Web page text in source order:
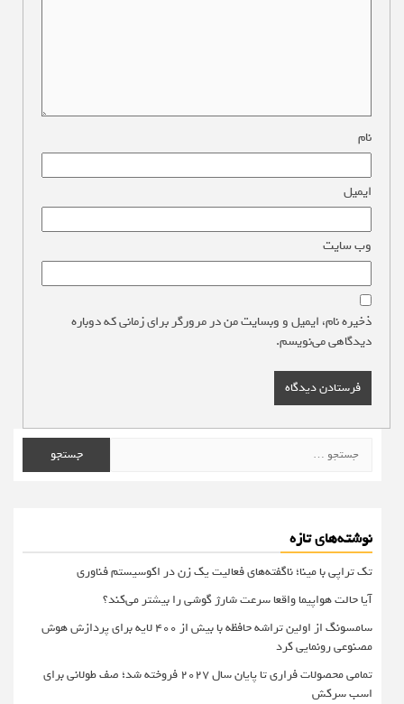
نام
ایمیل
وب‌ سایت
ذخیره نام، ایمیل و وبسایت من در مرورگر برای زمانی که دوباره
دیدگاهی می‌نویسم.
برای:
نوشته‌های تازه
تک تراپی با مینا؛ ناگفته‌های فعالیت یک زن در اکوسیستم فناوری
آیا حالت هواپیما واقعا سرعت شارژ گوشی را بیشتر می‌کند؟
سامسونگ از اولین تراشه حافظه با بیش از ۴۰۰ لایه برای پردازش هوش
مصنوعی رونمایی کرد
تمامی محصولات فراری تا پایان سال ۲۰۲۷ فروخته شد؛ صف طولانی برای
اسب سرکش